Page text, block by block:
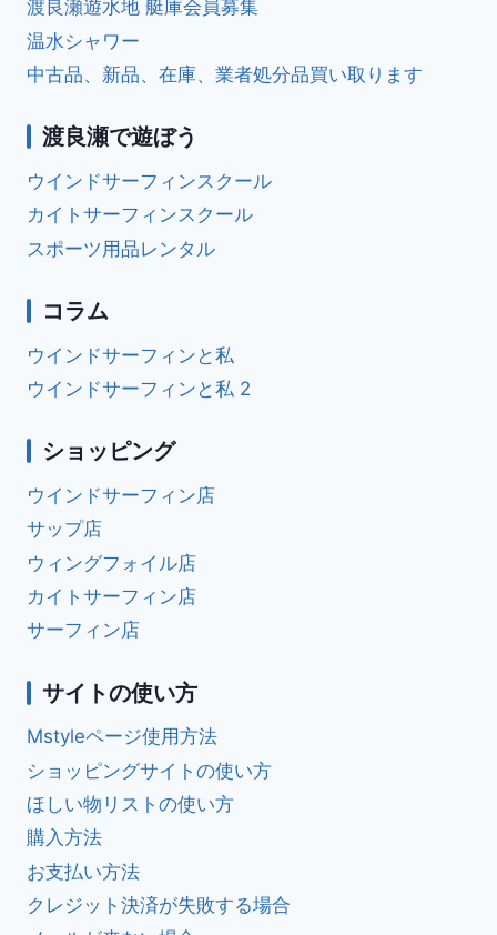
サ
ー
ィ
ス
ー
ゲ
ー
ョ
ン
渡良瀬遊水地 艇庫会員募集
温水シャワー
中古品、新品、在庫、業者処分品買い取ります
渡良瀬で遊ぼう
ウインドサーフィンスクール
カイトサーフィンスクール
スポーツ用品レンタル
コラム
ウインドサーフィンと私
ウインドサーフィンと私 2
ショッピング
ウインドサーフィン店
サップ店
ウィングフォイル店
カイトサーフィン店
サーフィン店
サイトの使い方
Mstyleページ使用方法
ショッピングサイトの使い方
ほしい物リストの使い方
購入方法
お支払い方法
クレジット決済が失敗する場合